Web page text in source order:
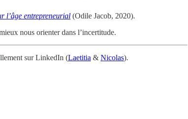
l’âge entrepreneurial (Odile Jacob, 2020).
nous orienter dans l’incertitude.
sur LinkedIn (Laetitia & Nicolas).